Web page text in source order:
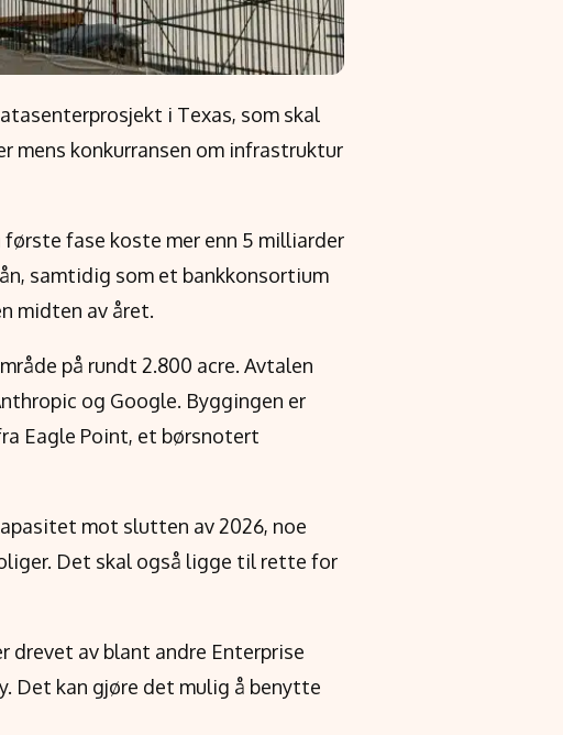
i Texas, som skal
mens konkurransen om infrastruktur
fase koste mer enn 5 milliarder
samtidig som et bankkonsortium
midten av året.
på rundt 2.800 acre. Avtalen
og Google. Byggingen er
Eagle Point, et børsnotert
mot slutten av 2026, noe
Det skal også ligge til rette for
drevet av blant andre Enterprise
Det kan gjøre det mulig å benytte